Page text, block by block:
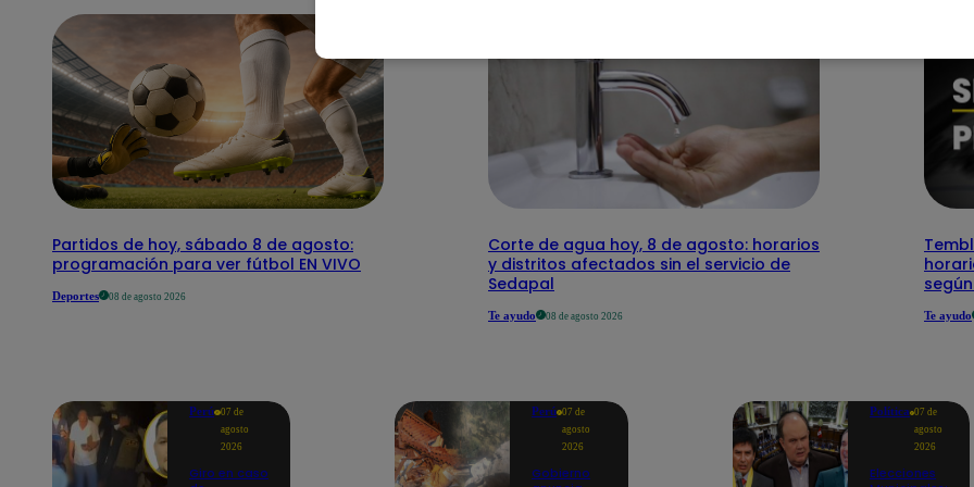
Partidos de hoy, sábado 8 de agosto:
programación para ver fútbol EN VIVO
Deportes 08 de agosto 2026
Corte de agua hoy, 8 de agosto: horarios
y distritos afectados sin el servicio de
Sedapal
Te ayudo 08 de agosto 2026 Te ayudo
Perú 07 de
agosto
2026
Giro en caso
Perú 07 de
agosto
2026
Gobierno
Política 07 de
agosto
2026
Elecciones